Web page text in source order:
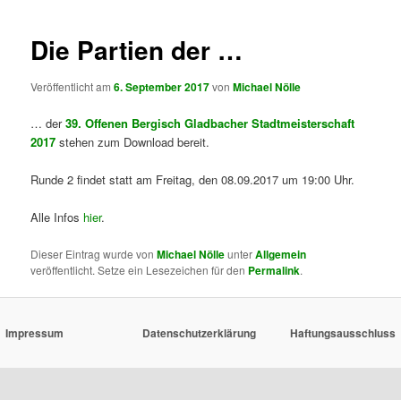
Die Partien der …
Veröffentlicht am6. September 2017vonMichael Nölle
… der39. Offenen Bergisch Gladbacher Stadtmeisterschaft
2017 stehen zum Download bereit.
Runde 2 findet statt am Freitag, den 08.09.2017 um 19:00 Uhr.
Alle Infos hier.
Dieser Eintrag wurde vonMichael NölleunterAllgemein
veröffentlicht. Setze ein Lesezeichen für den Permalink.
Impressum Datenschutzerklärung Haftungsausschluss